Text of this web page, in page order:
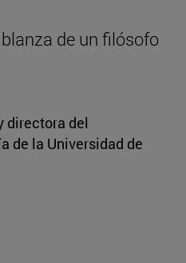
de un filósofo
directora del
de la Universidad de